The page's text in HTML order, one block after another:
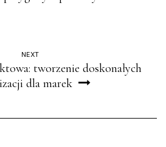
NEXT
tworzenie doskonałych
dla marek